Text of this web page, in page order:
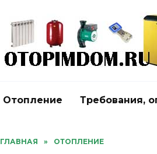
Отопление Требования,
ГЛАВНАЯ » ОТОПЛЕНИЕ